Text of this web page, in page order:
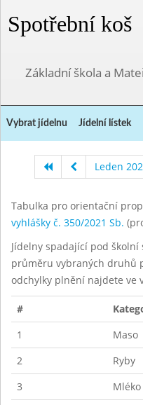
Spotřební koš
Základní škola a
Vybrat jídelnu Jídelní lístek
Leden
Tabulka pro orientační
vyhlášky č. 350/2021 Sb.
Jídelny spadající pod
průměru vybraných druhů
odchylky plnění najdete ve
#
1
Maso
2
Ryby
3
Mléko